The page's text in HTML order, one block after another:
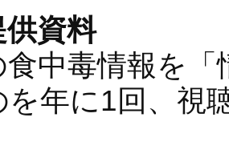
資料
中毒情報を
を年に1回、視